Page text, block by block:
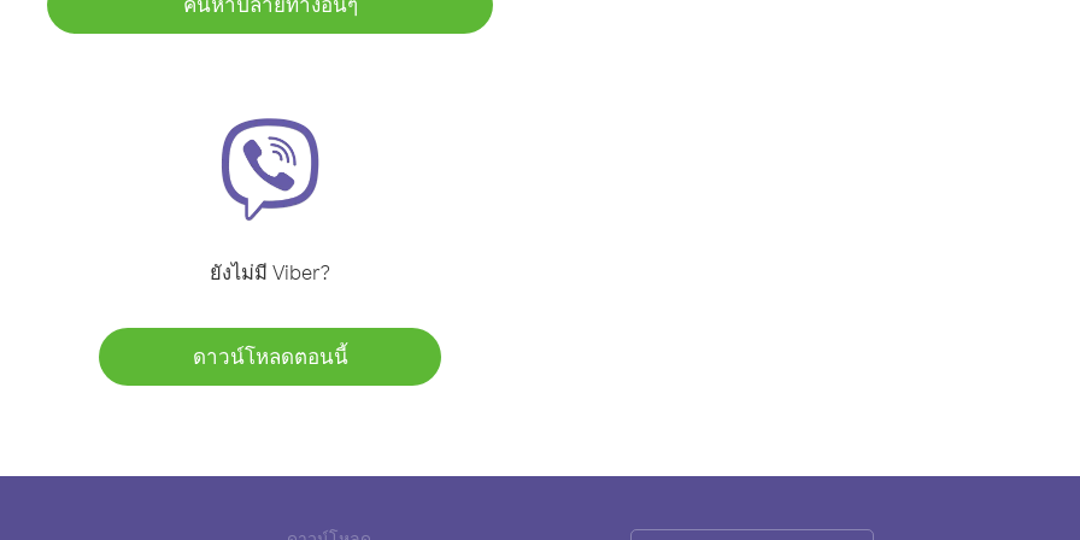
ยังไม่มี Viber?
ดาวน์โหลดตอนนี้